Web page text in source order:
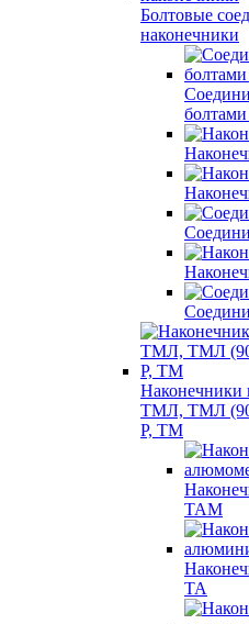
Болтовые
наконечники
ТМЛ, ТМЛ
Р, ТМ
ТАМ
ТА